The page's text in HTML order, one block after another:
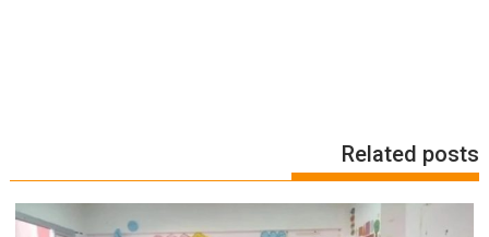
Related posts